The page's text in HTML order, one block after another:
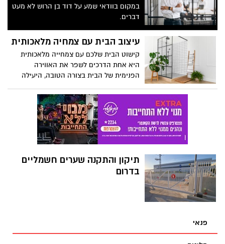
במקום בוודאי שמע על דוד בן הרוש לא מעט
דברים.
עיצוב הבית עם צמחיה מלאכותית
קישוט הבית שלכם עם צמחייה מלאכותית
היא אחת הדרכים לשפר את האווירה
הפנימית של הבית בצורה הטובה, היעילה
מעיצוב הבית שלכם, להלן מספר נקודות
עיקריות לעיצוב עם צמחיה מלאכותית.
תיקון והתקנה שערים חשמליים
בדרום
פנאי